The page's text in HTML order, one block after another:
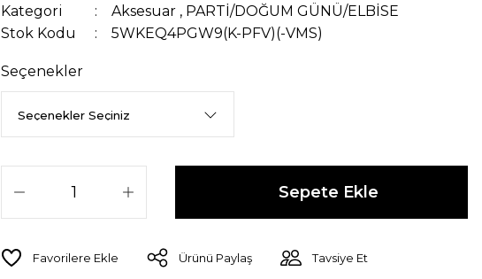
Kategori Aksesuar , PARTİ/DOĞUM GÜNÜ/ELBİSE
Stok Kodu
5WKEQ4PGW9(K-PFV)(-VMS)
Seçenekler
Sepete Ekle
Ürünü Paylaş Tavsiye Et